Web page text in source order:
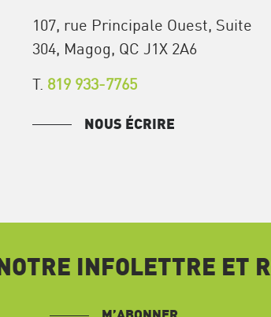
107, rue Principale Ouest, Suite
304, Magog, QC J1X 2A6
T. 819 933-7765
NOUS ÉCRIRE
INFOLETTRE ET